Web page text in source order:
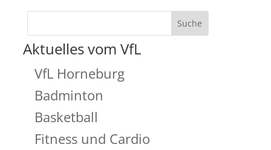
Aktuelles vom VfL
VfL Horneburg
Badminton
Basketball
Fitness und Cardio